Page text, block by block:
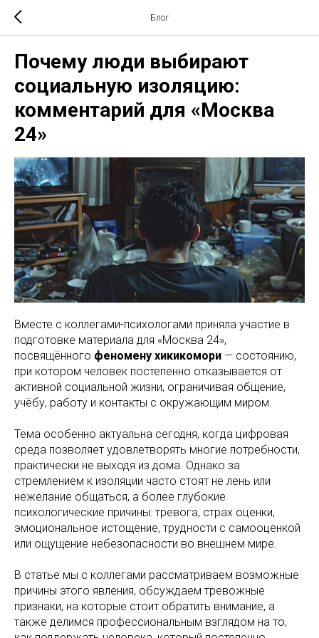
Блог
Почему люди выбирают
социальную изоляцию:
комментарий для «Москва
24»
Вместе с коллегами-психологами приняла участие в
подготовке материала для «Москва 24»,
посвящённого феномену хикикомори — состоянию,
при котором человек постепенно отказывается от
активной социальной жизни, ограничивая общение,
учёбу, работу и контакты с окружающим миром.
Тема особенно актуальна сегодня, когда цифровая
среда позволяет удовлетворять многие потребности,
практически не выходя из дома. Однако за
стремлением к изоляции часто стоят не лень или
нежелание общаться, а более глубокие
психологические причины: тревога, страх оценки,
эмоциональное истощение, трудности с самооценкой
или ощущение небезопасности во внешнем мире.
В статье мы с коллегами рассматриваем возможные
причины этого явления, обсуждаем тревожные
признаки, на которые стоит обратить внимание, а
также делимся профессиональным взглядом на то,